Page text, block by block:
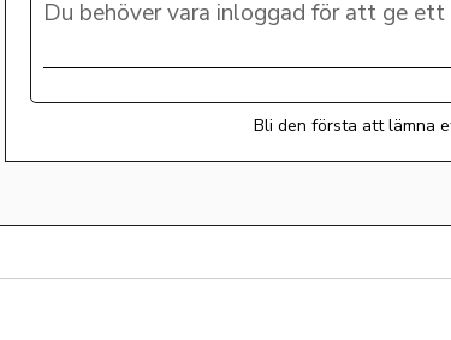
Bli den första att lämna